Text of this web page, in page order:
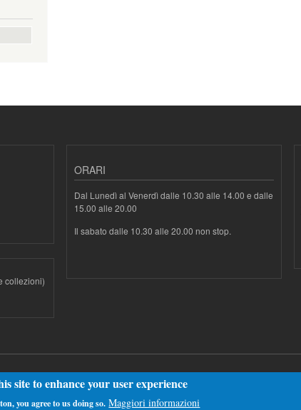
collezioni)
ORARI
Dal Lunedì al Venerdì dalle 10.30 alle 14.00 e dalle
15.00 alle 20.00
Il sabato dalle 10.30 alle 20.00 non stop.
site to enhance your user experience
you agree to us doing so. Maggiori informazioni